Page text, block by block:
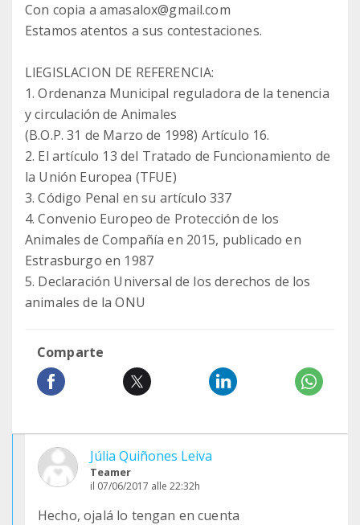
Con copia a amasalox@gmail.com
Estamos atentos a sus contestaciones.
LlEGISLACION DE REFERENCIA:
1. Ordenanza Municipal reguladora de la tenencia
y circulación de Animales
(B.O.P. 31 de Marzo de 1998) Artículo 16.
2. El artículo 13 del Tratado de Funcionamiento de
la Unión Europea (TFUE)
3. Código Penal en su artículo 337
4. Convenio Europeo de Protección de los
Animales de Compañía en 2015, publicado en
Estrasburgo en 1987
5. Declaración Universal de los derechos de los
animales de la ONU
Comparte
Júlia Quiñones Leiva
Teamer
il 07/06/2017 alle 22:32h
Hecho, ojalá lo tengan en cuenta